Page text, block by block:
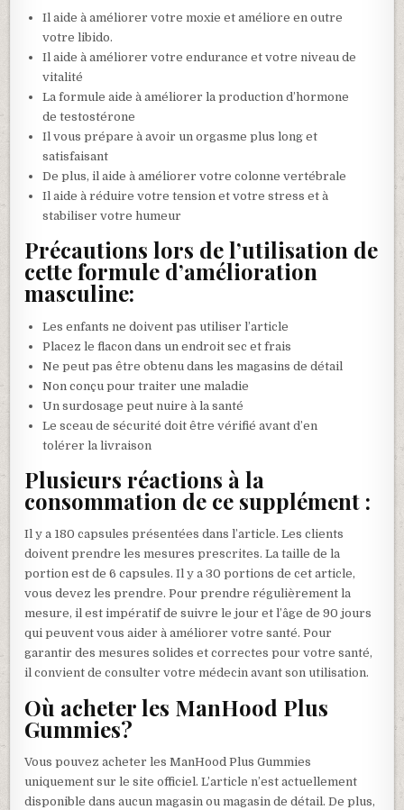
Il aide à améliorer votre moxie et améliore en outre
votre libido.
Il aide à améliorer votre endurance et votre niveau de
vitalité
La formule aide à améliorer la production d’hormone
de testostérone
Il vous prépare à avoir un orgasme plus long et
satisfaisant
De plus, il aide à améliorer votre colonne vertébrale
Il aide à réduire votre tension et votre stress et à
stabiliser votre humeur
Précautions lors de l’utilisation de
cette formule d’amélioration
masculine:
Les enfants ne doivent pas utiliser l’article
Placez le flacon dans un endroit sec et frais
Ne peut pas être obtenu dans les magasins de détail
Non conçu pour traiter une maladie
Un surdosage peut nuire à la santé
Le sceau de sécurité doit être vérifié avant d’en
tolérer la livraison
Plusieurs réactions à la
consommation de ce supplément :
Il y a 180 capsules présentées dans l’article. Les clients
doivent prendre les mesures prescrites. La taille de la
portion est de 6 capsules. Il y a 30 portions de cet article,
vous devez les prendre. Pour prendre régulièrement la
mesure, il est impératif de suivre le jour et l’âge de 90 jours
qui peuvent vous aider à améliorer votre santé. Pour
garantir des mesures solides et correctes pour votre santé,
il convient de consulter votre médecin avant son utilisation.
Où acheter les ManHood Plus
Gummies?
Vous pouvez acheter les ManHood Plus Gummies
uniquement sur le site officiel. L’article n’est actuellement
disponible dans aucun magasin ou magasin de détail. De plus,